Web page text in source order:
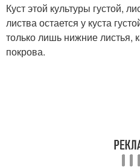
Куст этой культуры густой,
листва остается у куста
только лишь нижние листья,
покрова.